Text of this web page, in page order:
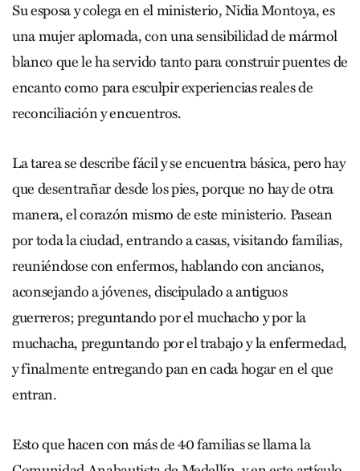
Su esposa y colega en el ministerio, Nidia Montoya, es
una mujer aplomada, con una sensibilidad de mármol
blanco que le ha servido tanto para construir puentes de
encanto como para esculpir experiencias reales de
reconciliación y encuentros.
La tarea se describe fácil y se encuentra básica, pero hay
que desentrañar desde los pies, porque no hay de otra
manera, el corazón mismo de este ministerio. Pasean
por toda la ciudad, entrando a casas, visitando familias,
reuniéndose con enfermos, hablando con ancianos,
aconsejando a jóvenes, discipulado a antiguos
guerreros; preguntando por el muchacho y por la
muchacha, preguntando por el trabajo y la enfermedad,
y finalmente entregando pan en cada hogar en el que
entran.
Esto que hacen con más de 40 familias se llama la